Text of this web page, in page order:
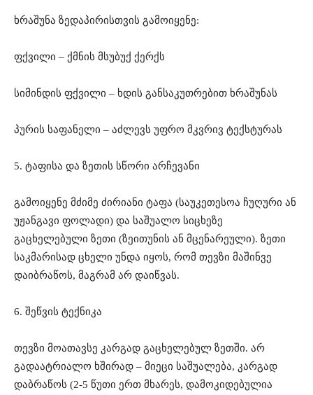
ხრაშუნა ზედაპირისთვის გამოიყენე:
ფქვილი – ქმნის მსუბუქ ქერქს
სიმინდის ფქვილი – ხდის განსაკუთრებით ხრაშუნას
პურის საფანელი – აძლევს უფრო მკვრივ ტექსტურას
5. ტაფისა და ზეთის სწორი არჩევანი
გამოიყენე მძიმე ძირიანი ტაფა (საუკეთესოა ჩუღური ან
უჟანგავი ფოლადი) და საშუალო სიცხეზე
გაცხელებული ზეთი (ზეითუნის ან მცენარეული). ზეთი
საკმარისად ცხელი უნდა იყოს, რომ თევზი მაშინვე
დაიბრაწოს, მაგრამ არ დაიწვას.
6. შეწვის ტექნიკა
თევზი მოათავსე კარგად გაცხელებულ ზეთში. არ
გადაატრიალო ხშირად – მიეცი საშუალება, კარგად
დაბრაწოს (2-5 წუთი ერთ მხარეს, დამოკიდებულია